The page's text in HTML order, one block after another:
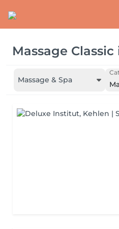
Massage Classic
Massage & Spa